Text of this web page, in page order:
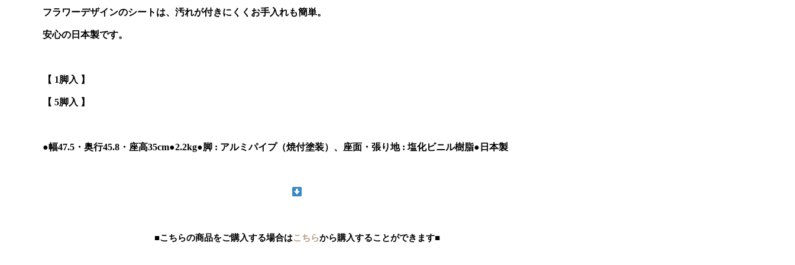
フラワーデザインのシートは、汚れが付きにくくお手入れも簡単。
安心の日本製です。
【 1脚入 】
【 5脚入 】
●幅47.5・奥行45.8・座高35cm●2.2kg●脚 : アルミパイプ（焼付塗装）、座面・張り地 : 塩化ビニル樹脂●日本製
■こちらの商品をご購入する場合はこちらから購入することができます■